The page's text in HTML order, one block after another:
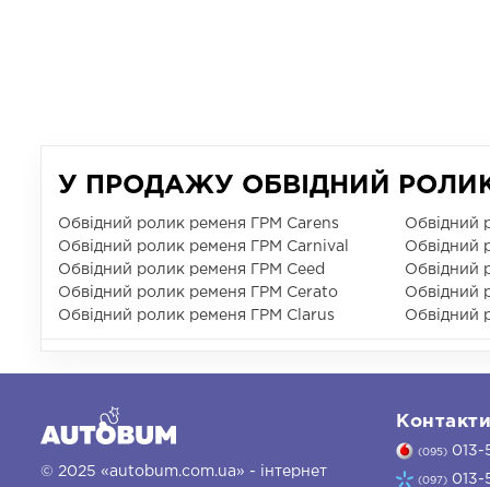
У ПРОДАЖУ ОБВІДНИЙ
Обвідний ролик ременя ГРМ Carens
Обвідний ролик ременя ГРМ Carnival
Обвідний ролик ременя ГРМ Ceed
Обвідний ролик ременя ГРМ Cerato
Обвідний ролик ременя ГРМ Clarus
Обвідний
Обвідний
Обвідний
Обвідний
Обвідний
© 2025 «autobum.com.ua» - інтернет
Контакти
(095) 013-
(097) 013-